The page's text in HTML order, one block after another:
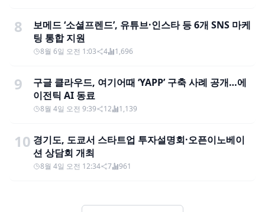
8
보메드 ‘소셜프렌드’, 유튜브·인스타 등 6개 SNS 마케
팅 통합 지원
8월 6일 오전 1:03 4 1,696
9
구글 클라우드, 여기어때 ‘YAPP’ 구축 사례 공개…에
이전틱 AI 동료
8월 4일 오전 9:39 12 1,139
10 경기도, 도쿄서 스타트업 투자설명회·오픈이노베이
션 상담회 개최
8월 4일 오전 12:34 7 961